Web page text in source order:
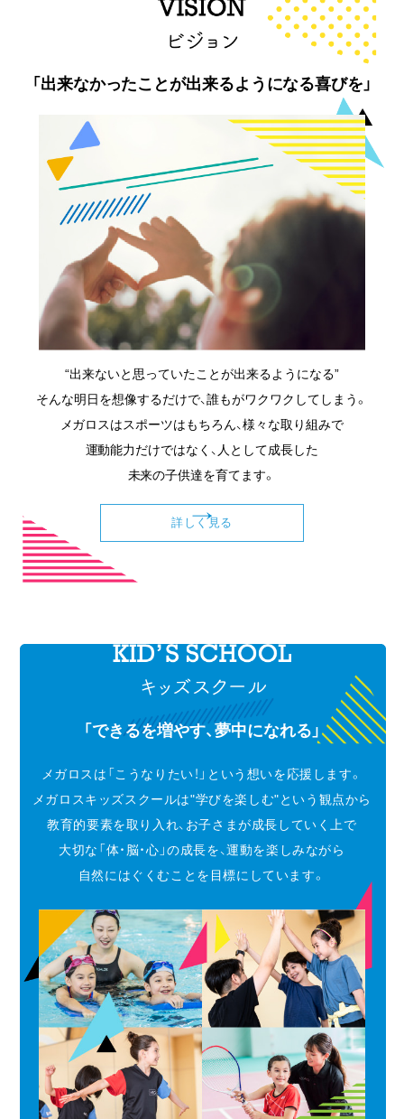
「出来なかったことが出来るようになる喜びを」
“出来ないと思っていたことが出来るようになる”
そんな明日を想像するだけで、誰もがワクワクしてしまう。
メガロスはスポーツはもちろん、様々な取り組みで
運動能力だけではなく、人として成長した
未来の子供達を育てます。
詳しく見る
「できるを増やす、夢中になれる」
メガロスは「こうなりたい！」という想いを応援します。
メガロスキッズスクールは"学びを楽しむ"という観点から
教育的要素を取り入れ、お子さまが成長していく上で
大切な「体・脳・心」の成長を、運動を楽しみながら
自然にはぐくむことを目標にしています。